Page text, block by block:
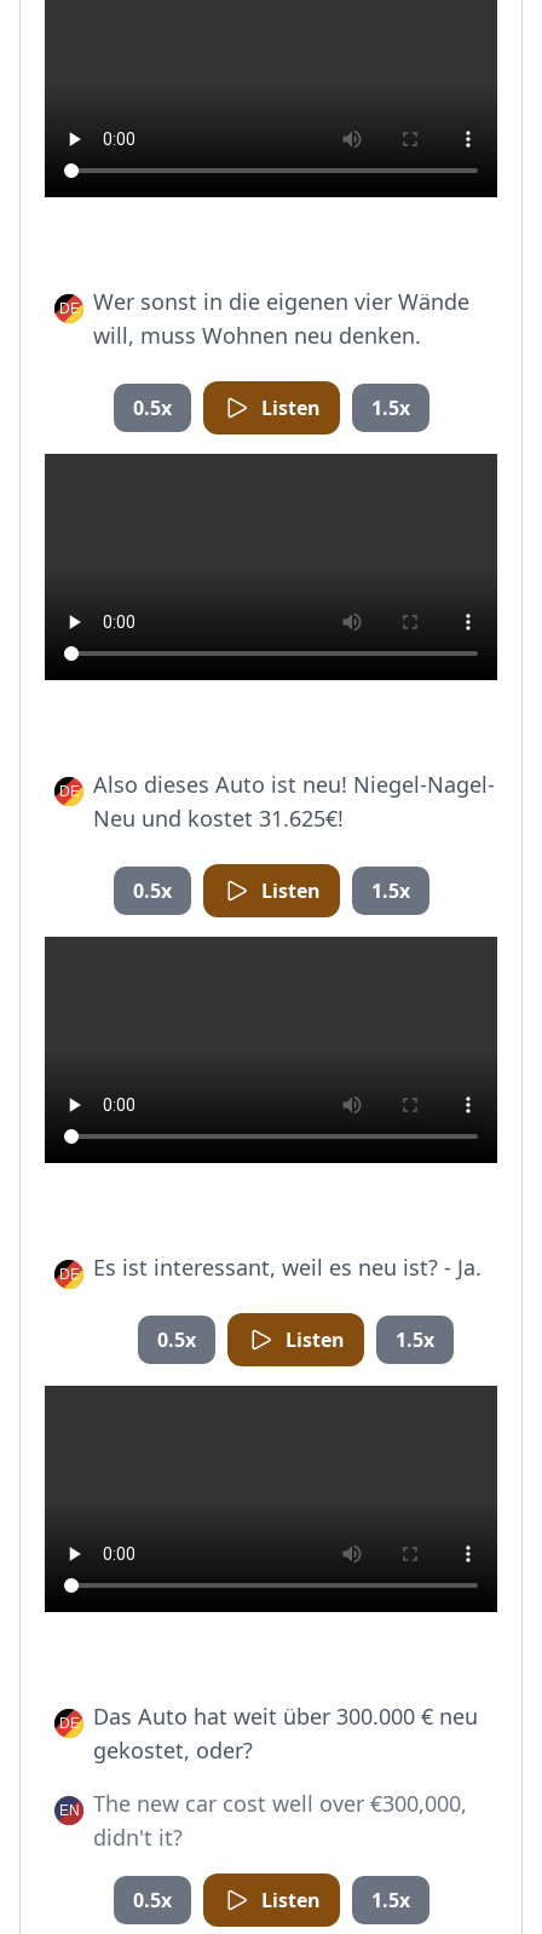
Wer sonst in die eigenen vier Wände
will, muss Wohnen neu denken.
0.5x Listen 1.5x
Also dieses Auto ist neu! Niegel-Nagel-
Neu und kostet 31.625€!
0.5x Listen 1.5x
Es ist interessant, weil es neu ist? - Ja.
0.5x Listen 1.5x
Das Auto hat weit über 300.000 € neu
gekostet, oder?
The new car cost well over €300,000,
didn't it?
0.5x Listen 1.5x